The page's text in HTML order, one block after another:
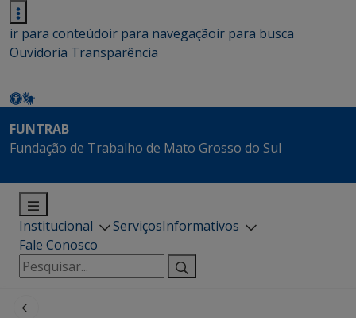
ir para conteúdoir para navegaçãoir para busca
Ouvidoria Transparência
FUNTRAB
Fundação de Trabalho de Mato Grosso do Sul
Institucional ServiçosInformativos
Fale Conosco
Pesquisar
por: